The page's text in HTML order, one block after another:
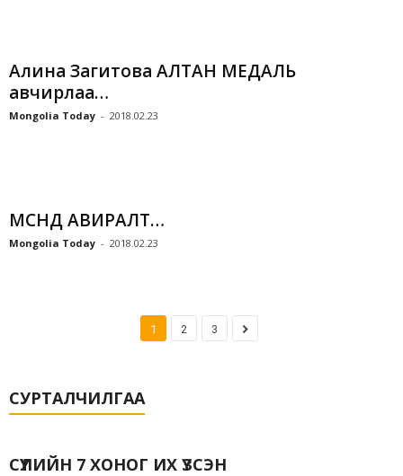
Алина Загитова АЛТАН МЕДАЛЬ
авчирлаа…
Mongolia Today - 2018.02.23
МӨСӨНД АВИРАЛТ…
Mongolia Today - 2018.02.23
1 2 3
СУРТАЛЧИЛГАА
СҮҮЛИЙН 7 ХОНОГ ИХ ҮЗСЭН